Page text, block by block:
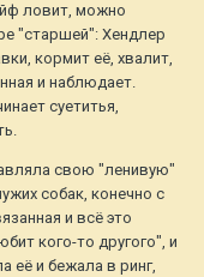
ловит, можно
"старшей": Хендлер
кормит её, хвалит,
и наблюдает.
суетитья,
свою "ленивую"
собак, конечно с
и всё это
кого-то другого", и
её и бежала в ринг,